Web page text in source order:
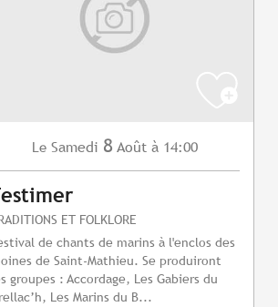
Le Samedi 8 Août à 14:00
ET FOLKLORE
de chants de marins à l'enclos des
de Saint-Mathieu. Se produiront
groupes : Accordage, Les Gabiers du
Les Marins du B...